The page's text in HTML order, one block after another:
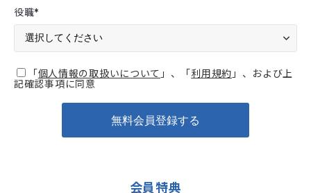
役職*
「個人情報の取扱いについて 」、「利用規約 」、および上
記確認事項に同意
会員特典